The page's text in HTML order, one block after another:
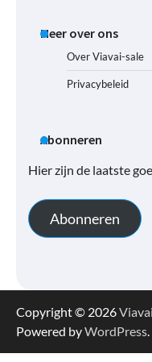
Meer over ons
Over Viavai-sale
Privacybeleid
Abonneren
Hier zijn de laatste
Abonneren
Copyright © 2026
Powered byWordPress.